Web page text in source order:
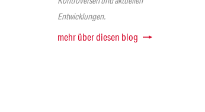
Entwicklungen.
mehr über diesen blog